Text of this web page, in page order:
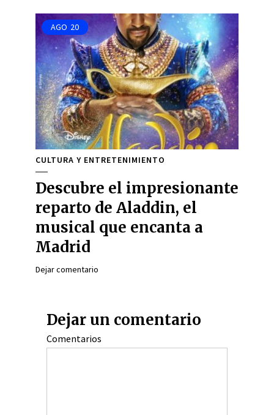
AGO 20
CULTURA Y ENTRETENIMIENTO
Descubre el impresionante
reparto de Aladdin, el
musical que encanta a
Madrid
Dejar comentario
Dejar un comentario
Comentarios